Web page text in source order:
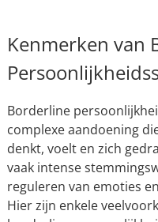
Kenmerken van
Borderline
complexe aandoening
denkt, voelt en zich
vaak intense
reguleren van emoties
Hier zijn enkele